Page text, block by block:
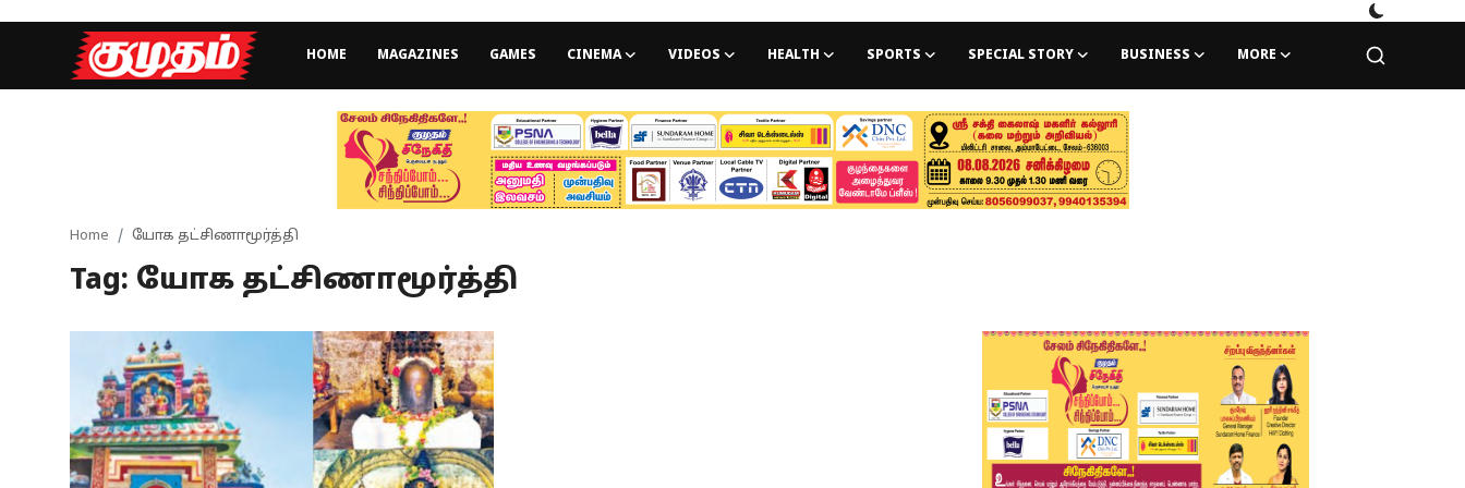
HOME MAGAZINES GAMES CINEMA VIDEOS HEALTH SPORTS SPECIAL STORY BUSINESS MORE
Games
Videos
Special Story
Home யோக தட்சிணாமூர்த்தி
Tag: யோக தட்சிணாமூர்த்தி